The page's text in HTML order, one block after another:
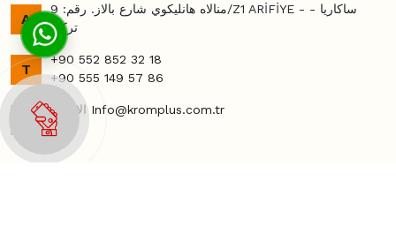
A
منالاه هانليكوي شارع بالاز. رقم: 9/Z1 ARİFİYE - ساكاريا -
تركي
T
+90 552 852 32 18
+90 555 149 57 86
الاتصال Info@kromplus.com.tr